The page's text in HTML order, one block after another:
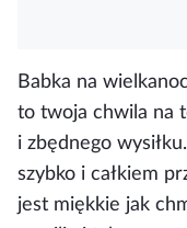
Babka na
to twoja chwila na
i zbędnego
szybko i całkiem
jest miękkie jak